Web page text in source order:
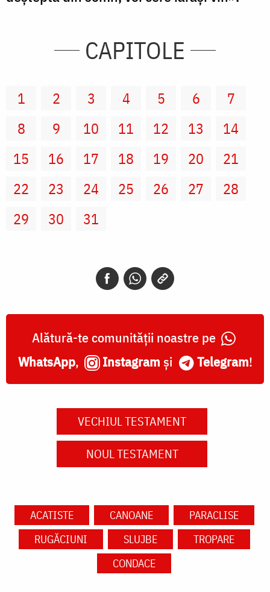
CAPITOLE
1 2 3 4 5 6
7
8
9 10 11 12 13
14
15
16 17 18 19 20
21
22
23 24 25 26 27
28
29
30 31
Alătură-te comunității noastre pe
WhatsApp, Instagram și Telegram!
VECHIUL TESTAMENT
NOUL TESTAMENT
ACATISTE CANOANE
PARACLISE
RUGĂCIUNI
SLUJBE
TROPARE
CONDACE